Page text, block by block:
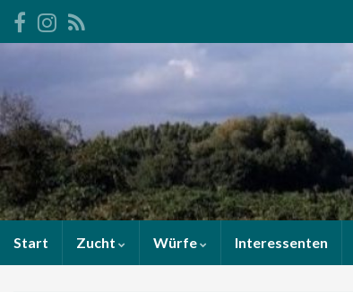
Start Zucht Würfe Interessenten